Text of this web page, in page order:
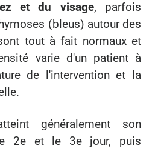
et du visage, parfois
(bleus) autour des
tout à fait normaux et
varie d'un patient à
de l'intervention et la
généralement son
2e et le 3e jour, puis